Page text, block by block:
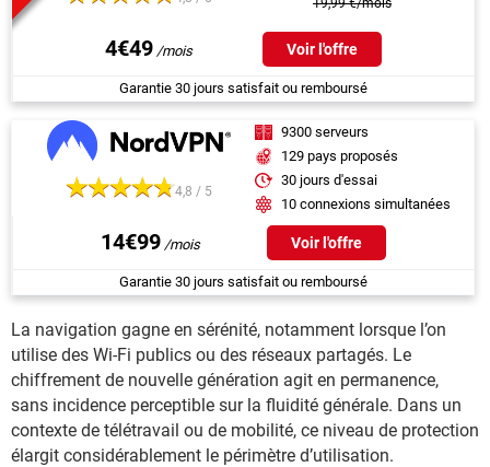
4€49 Voir l'offre
Garantie 30 jours satisfait ou remboursé
4,8 / 5
9300 serveurs
129 pays proposés
30 jours d'essai
10 connexions simultanées
14€99 Voir l'offre
Garantie 30 jours satisfait ou remboursé
La navigation gagne en sérénité, notamment lorsque l’on
utilise des Wi-Fi publics ou des réseaux partagés. Le
chiffrement de nouvelle génération agit en permanence,
sans incidence perceptible sur la fluidité générale. Dans un
contexte de télétravail ou de mobilité, ce niveau de protection
élargit considérablement le périmètre d’utilisation.